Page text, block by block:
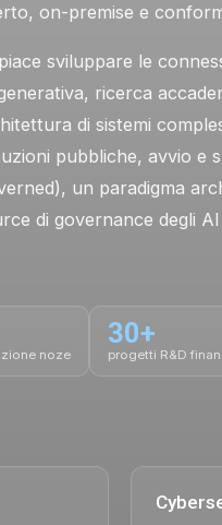
on-premise e
sviluppare le
ricerca
di sistemi
pubbliche, avvio e
un paradigma
di governance degli
noze
30+
progetti R&D